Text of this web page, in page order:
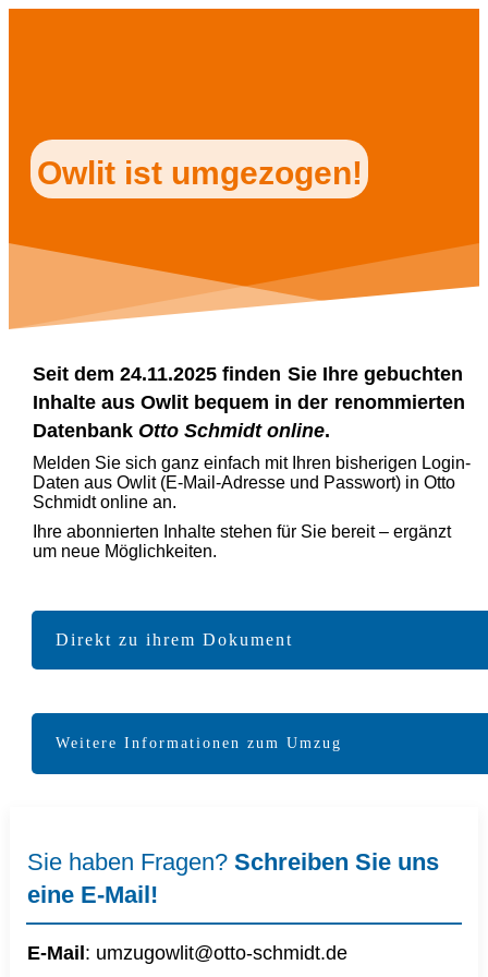
Owlit ist umgezogen!
Seit dem 24.11.2025 finden Sie Ihre gebuchten
Inhalte aus Owlit bequem in der renommierten
Datenbank Otto Schmidt online.
Melden Sie sich ganz einfach mit Ihren bisherigen Login-
Daten aus Owlit (E-Mail-Adresse und Passwort) in Otto
Schmidt online an.
Ihre abonnierten Inhalte stehen für Sie bereit – ergänzt
um neue Möglichkeiten.
Direkt zu ihrem Dokument
Weitere Informationen zum Umzug
Sie haben Fragen? Schreiben Sie uns
eine E-Mail!
E-Mail : umzugowlit@otto-schmidt.de